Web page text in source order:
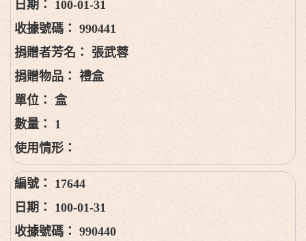
100-01-31
990441
張武蓉
禮盒
盒
1
17644
100-01-31
990440